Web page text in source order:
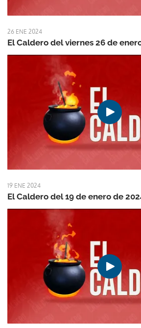
26 ENE 2024
El Caldero del viernes 26 de
19 ENE 2024
El Caldero del 19 de enero de